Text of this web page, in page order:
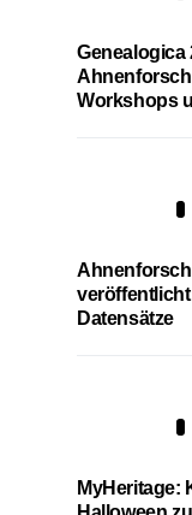
Genealogica
Workshops
Datensätze
MyHeritage: